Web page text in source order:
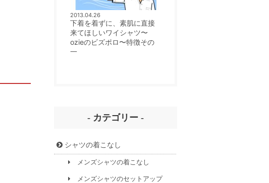
2013.04.26
下着を着ずに、素肌に直接
来てほしいワイシャツ〜
ozieのビズポロ〜特徴その
一
- カテゴリー -
シャツの着こなし
メンズシャツの着こなし
メンズシャツのセットアップ